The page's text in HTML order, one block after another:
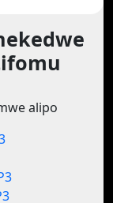
alipo